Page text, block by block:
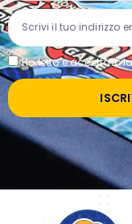
Ho letto e accettato